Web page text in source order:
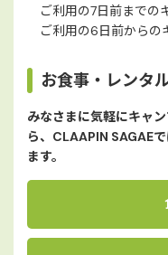
ご利用の7日前までの
ご利用の6日前からの
お食事・レンタ
みなさまに気軽にキャ
ら、CLAAPIN SAGAE
ます。